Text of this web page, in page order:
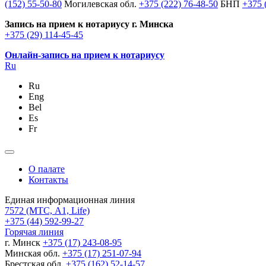
(152) 55-50-80 Могилевская обл. +375 (222) 76-48-50 БНП +375
Запись на прием к нотариусу г. Минска
+375 (29) 114-45-45
Онлайн-запись на прием к нотариусу
Ru
Ru
Eng
Bel
Es
Fr
О палате
Контакты
Единая информационная линия
7572 (МТС, A1, Life)
+375 (44) 592-99-27
Горячая линия
г. Минск +375 (17) 243-08-95
Минская обл. +375 (17) 251-07-94
Брестская обл. +375 (162) 52-14-57